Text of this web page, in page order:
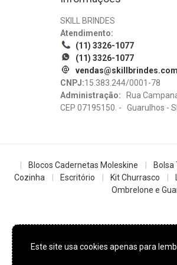
SKILL BRINDES
Atendimento:
(11) 3326-1077
(11) 3326-1077
CNPJ:15.383.244/0001-78
Administração: Rua
CEP 07195150. - Guarulhos -
Blocos Cadernetas Moleskine Bolsa
Cozinha
Escritório Kit Churrasco
Ombrelone e
Este site usa cookies apenas para